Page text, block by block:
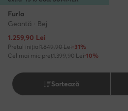
Furla
Geantă · Bej
Prețul actual
1.259,90 Lei
Prețul inițial1.849,90 Lei-31%
Cel mai mic preț1.399,90 Lei-10%
Sortează